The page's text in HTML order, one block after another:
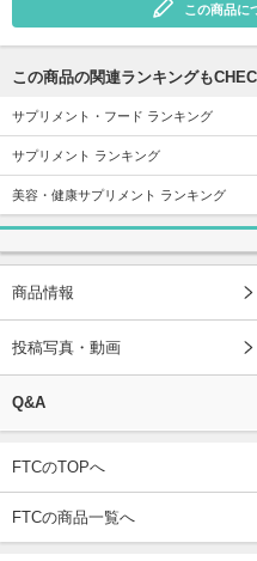
この商品に
この商品の関連ランキングも
サプリメント・フード ランキング
サプリメント ランキング
美容・健康サプリメント ランキング
商品情報
投稿写真・動画
Q&A
FTCのTOPへ
FTCの商品一覧へ